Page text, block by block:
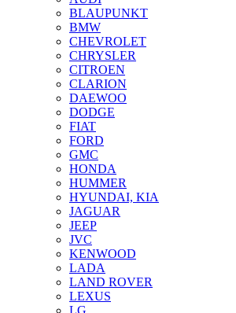
BLAUPUNKT
BMW
CHEVROLET
CHRYSLER
CITROEN
CLARION
DAEWOO
DODGE
FIAT
FORD
GMC
HONDA
HUMMER
HYUNDAI, KIA
JAGUAR
JEEP
JVC
KENWOOD
LADA
LAND ROVER
LEXUS
LG